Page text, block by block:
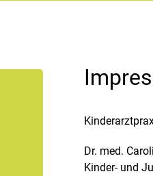
Dr. med.
Kinder- und